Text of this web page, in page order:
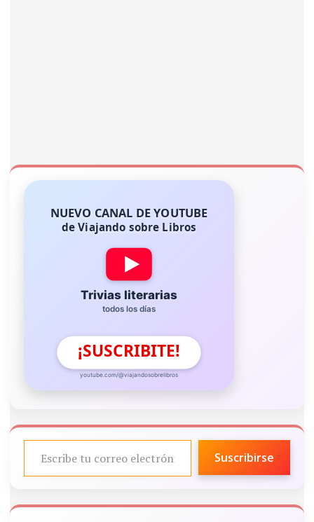
NUEVO CANAL DE YOUTUBE
de Viajando sobre Libros
Trivias literarias
todos los días
¡SUSCRIBITE!
youtube.com/@viajandosobrelibros
ESCRIBE TU CORREO ELECTRÓNICO…
Suscribirse